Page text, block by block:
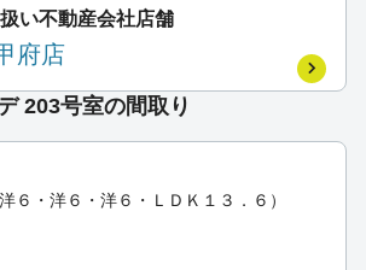
い不動産会社店舗
府店
203号室の間取り
６・洋６・洋６・ＬＤＫ１３．６）